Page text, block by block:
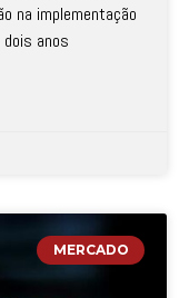
na implementação
anos
MERCADO